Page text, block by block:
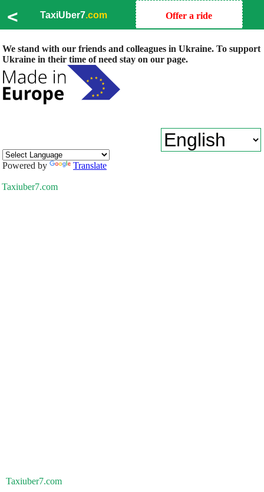
< TaxiUber7.com Offer a ride
We stand with our friends and colleagues in Ukraine. To support
Ukraine in their time of need stay on our page.
Powered by Translate
Taxiuber7.com
Taxiuber7.com